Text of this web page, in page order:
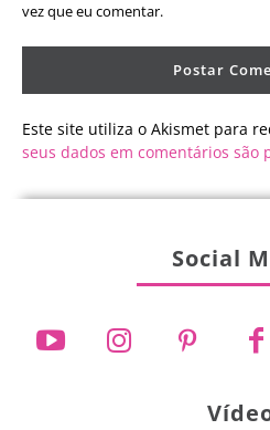
vez que eu comentar.
Este site utiliza o Akismet para
seus dados em comentários são
Social